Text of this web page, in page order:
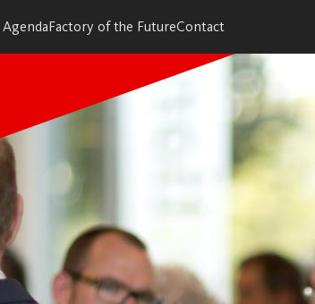
Factory of the FutureContact